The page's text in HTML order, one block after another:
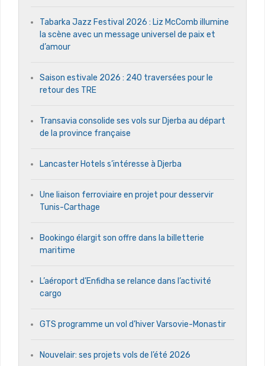
Tabarka Jazz Festival 2026 : Liz McComb illumine
la scène avec un message universel de paix et
d’amour
Saison estivale 2026 : 240 traversées pour le
retour des TRE
Transavia consolide ses vols sur Djerba au départ
de la province française
Lancaster Hotels s’intéresse à Djerba
Une liaison ferroviaire en projet pour desservir
Tunis-Carthage
Bookingo élargit son offre dans la billetterie
maritime
L’aéroport d’Enfidha se relance dans l’activité
cargo
GTS programme un vol d’hiver Varsovie-Monastir
Nouvelair: ses projets vols de l’été 2026